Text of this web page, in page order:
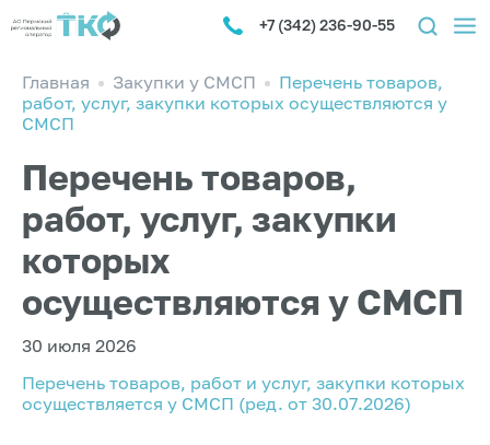
+7 (342) 236-90-55
Главная Закупки у СМСП
Перечень товаров,
работ, услуг, закупки которых осуществляются у
СМСП
Перечень товаров,
работ, услуг, закупки
которых
осуществляются у СМСП
30 июля 2026
Перечень товаров, работ и услуг, закупки которых
осуществляется у СМСП (ред. от 30.07.2026)